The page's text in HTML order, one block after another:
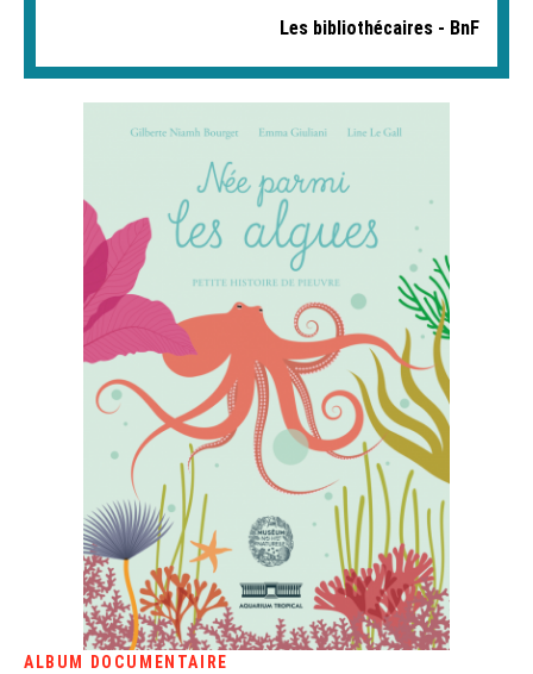
Les bibliothécaires - BnF
ALBUM DOCUMENTAIRE